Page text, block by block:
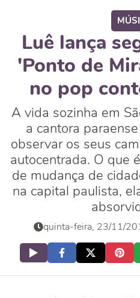
Luê lança
'Ponto de
no pop
A vida sozinha em
a cantora
observar os seus
autocentrada. O que
de mudança de
na capital paulista,
quinta-feira, 23/11/